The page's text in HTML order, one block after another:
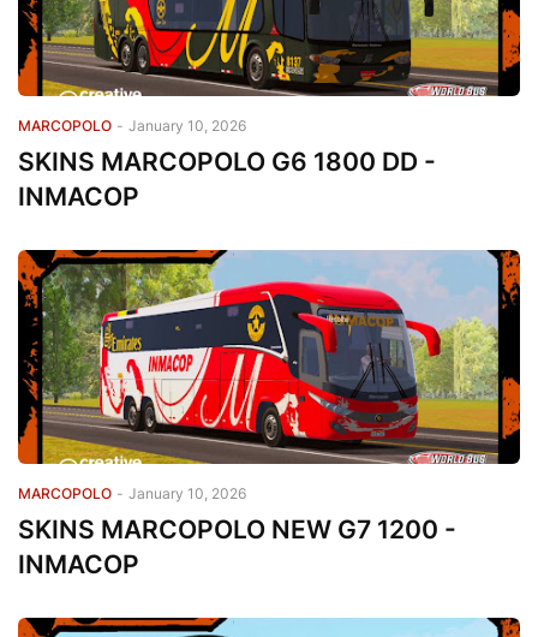
MARCOPOLO - January 10, 2026
SKINS MARCOPOLO G6 1800 DD -
INMACOP
MARCOPOLO - January 10, 2026
SKINS MARCOPOLO NEW G7 1200 -
INMACOP